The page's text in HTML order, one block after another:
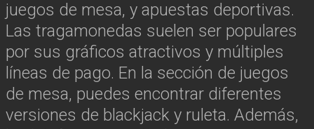
juegos de mesa, y apuestas deportivas.
Las tragamonedas suelen ser populares
por sus gráficos atractivos y múltiples
líneas de pago. En la sección de juegos
de mesa, puedes encontrar diferentes
versiones de blackjack y ruleta. Además,